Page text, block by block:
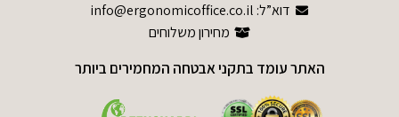
דוא”ל: info@ergonomicoffice.co.il
מחירון משלוחים
האתר עומד בתקני אבטחה המחמירים ביותר